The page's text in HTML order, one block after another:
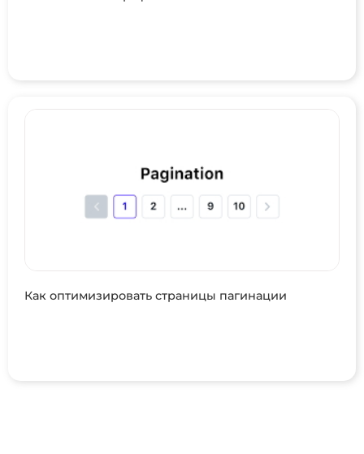
Как оптимизировать страницы пагинации